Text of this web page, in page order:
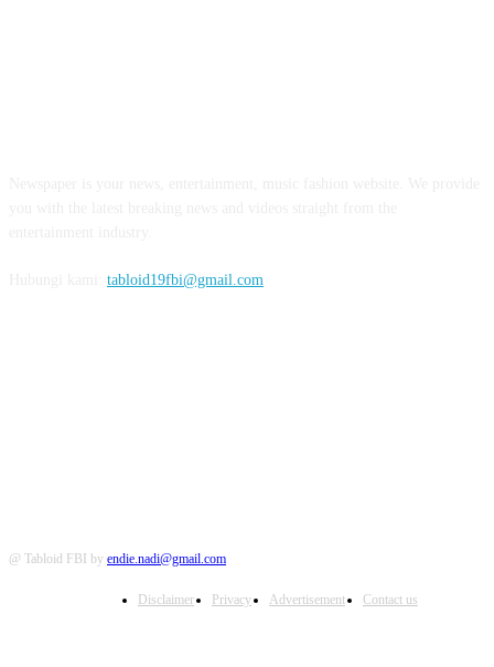
tabloid19fbi@gmail.com
@ Tabloid FBI by endie.nadi@gmail.com
Disclaimer Privacy Advertisement Contact us